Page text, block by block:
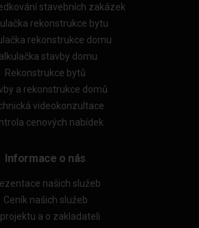
stavebních zakázek
rekonstrukce bytu
rekonstrukce domu
stavby domu
Rekonstrukce bytů
a rekonstrukce domů
videokonzultace
cenových nabídek
Informace o nás
našich služeb
Ceník našich služeb
projektu a o zakladateli